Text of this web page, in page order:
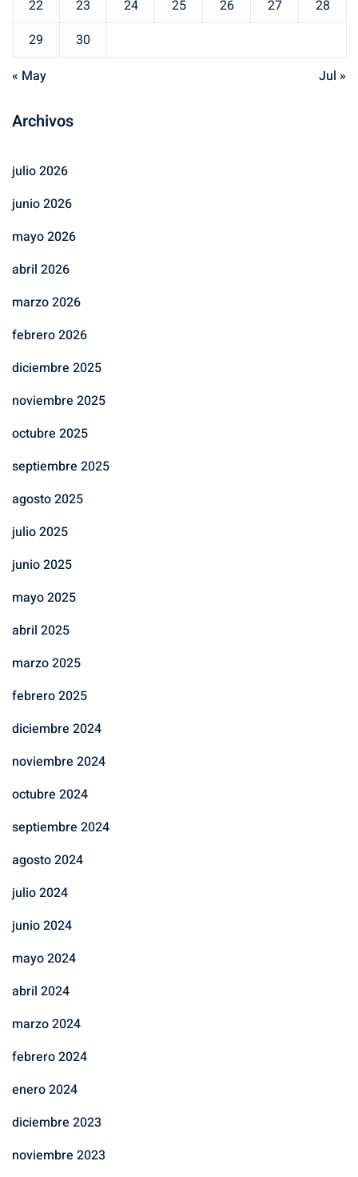
22 23 24 25 26 27
28
29
30
« May
Jul »
Archivos
julio 2026
junio 2026
mayo 2026
abril 2026
marzo 2026
febrero 2026
diciembre 2025
noviembre 2025
octubre 2025
septiembre 2025
agosto 2025
julio 2025
junio 2025
mayo 2025
abril 2025
marzo 2025
febrero 2025
diciembre 2024
noviembre 2024
octubre 2024
septiembre 2024
agosto 2024
julio 2024
junio 2024
mayo 2024
abril 2024
marzo 2024
febrero 2024
enero 2024
diciembre 2023
noviembre 2023